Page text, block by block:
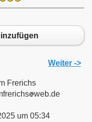
Weiter ->
Frerichs
web.de
um 05:34